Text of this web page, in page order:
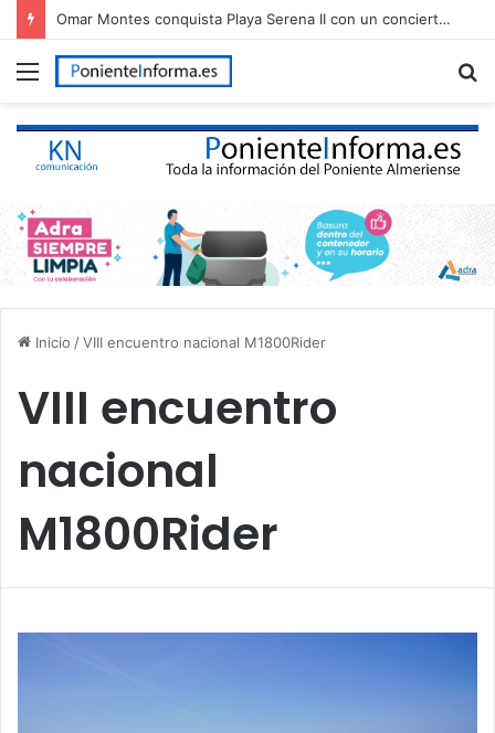
Omar Montes conquista Playa Serena II con un concierto multitudinario en Roquetas de Mar
Menú
Inicio /VIII encuentro nacional M1800Rider
VIII encuentro
nacional
M1800Rider